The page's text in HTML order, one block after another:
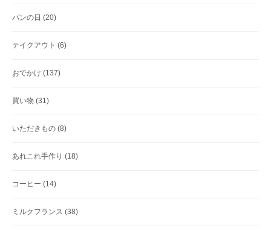
パンの日 (20)
テイクアウト (6)
おでかけ (137)
買い物 (31)
いただきもの (8)
あれこれ手作り (18)
コーヒー (14)
ミルクフランス (38)